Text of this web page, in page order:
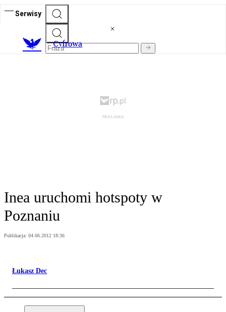
Serwisy
Cyfrowa
Inea uruchomi hotspoty w
Poznaniu
Publikacja: 04.06.2012 18:36
Łukasz Dec